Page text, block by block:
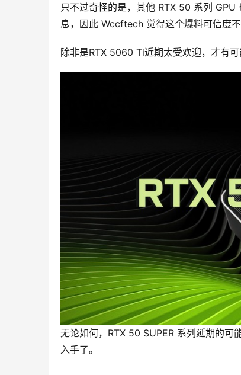
只不过奇怪的是，其他 RTX 50 系列
息，因此 Wccftech 觉得这个爆料可信度不
除非是RTX 5060 Ti近期太受欢迎，才有可
无论如何，RTX 50 SUPER 系列延期的
入手了。